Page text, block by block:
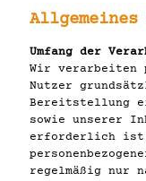
Umfang der
Wir verarbeiten
Nutzer
Bereitstellung
sowie unserer
erforderlich ist.
regelmäßig nur